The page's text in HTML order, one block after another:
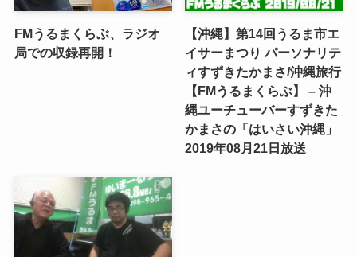
FMうるまくらぶ、ラジオ
局での収録再開！
【沖縄】第14回うるま市エ
イサーまつり パーソナリテ
ィすずきたかまさ/沖縄旅行
【FMうるまくらぶ】 – 沖
縄ユーチューバーすずきた
かまさの「はいさい沖縄」
2019年08月21日放送